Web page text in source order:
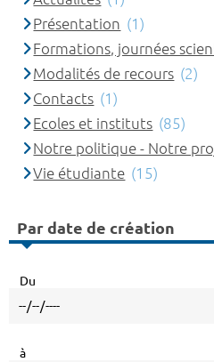
Présentation (1)
Formations, journées
Modalités de recours (2)
Contacts (1)
Ecoles et instituts (85)
Notre politique - Notre
Vie étudiante (15)
Par date de création
Du
à